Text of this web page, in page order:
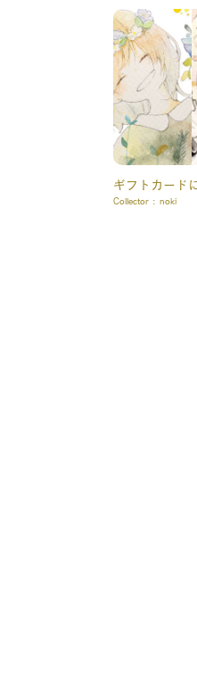
ギフトカード
Collector :noki